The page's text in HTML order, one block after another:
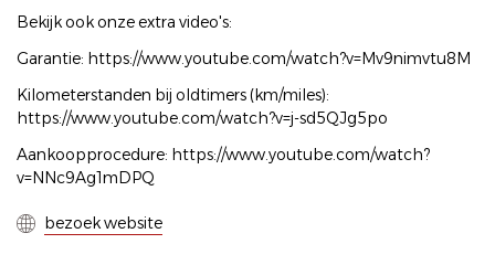
Bekijk ook onze extra video's:
Garantie: https://www.youtube.com/watch?v=Mv9nimvtu8M
Kilometerstanden bij oldtimers (km/miles):
https://www.youtube.com/watch?v=j-sd5QJg5po
Aankoopprocedure: https://www.youtube.com/watch?
v=NNc9Ag1mDPQ
bezoek website